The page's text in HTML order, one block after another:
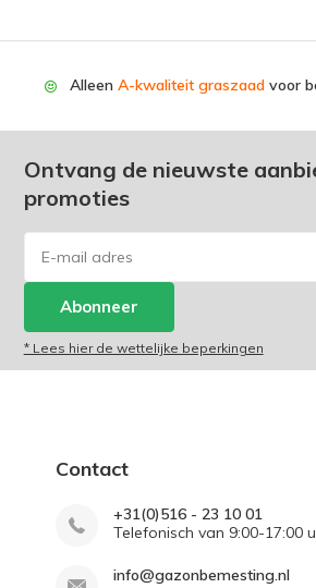
Alleen A-kwaliteit graszaad voor
Ontvang de nieuwste
promoties
Abonneer
* Lees hier de wettelijke beperkingen
Contact
+31(0)516 - 23 10 01
Telefonisch van 9:00-17:00
info@gazonbemesting.nl